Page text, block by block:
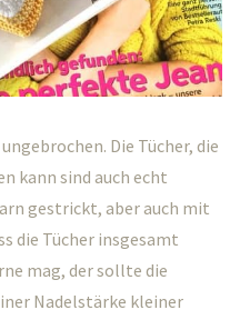
Die Tücher, die
kann sind auch echt
gestrickt, aber auch mit
die Tücher insgesamt
mag, der sollte die
Nadelstärke kleiner